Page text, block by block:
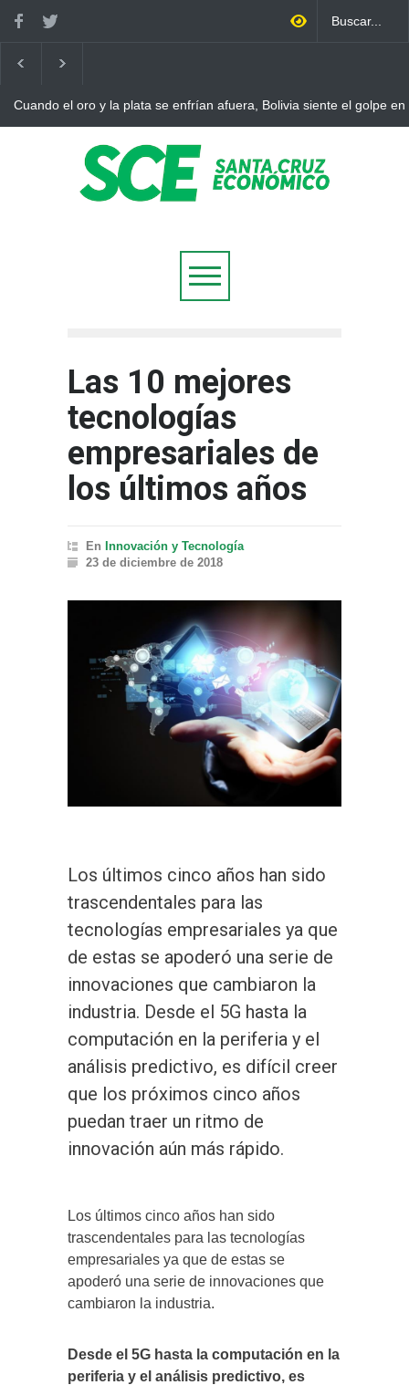
Cuando el oro y la plata se enfrían afuera, Bolivia siente el golpe en
Las 10 mejores
tecnologías
empresariales de
los últimos años
En Innovación y Tecnología
23 de diciembre de 2018
Los últimos cinco años han sido
trascendentales para las
tecnologías empresariales ya que
de estas se apoderó una serie de
innovaciones que cambiaron la
industria. Desde el 5G hasta la
computación en la periferia y el
análisis predictivo, es difícil creer
que los próximos cinco años
puedan traer un ritmo de
innovación aún más rápido.
Los últimos cinco años han sido
trascendentales para las tecnologías
empresariales ya que de estas se
apoderó una serie de innovaciones que
cambiaron la industria.
Desde el 5G hasta la computación en la
periferia y el análisis predictivo, es